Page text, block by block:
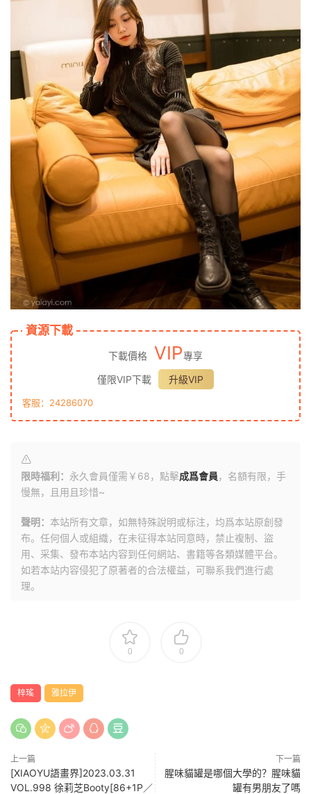
資源下載
下載價格 VIP專享
僅限VIP下載
升級VIP
客服：24286070
限時福利： 永久會員僅需￥68，點擊成爲會員，名額有限，手
慢無，且用且珍惜~
聲明： 本站所有文章，如無特殊說明或标注，均爲本站原創發
布。任何個人或組織，在未征得本站同意時，禁止複制、盜
用、采集、發布本站内容到任何網站、書籍等各類媒體平台。
如若本站内容侵犯了原著者的合法權益，可聯系我們進行處
理。
0 0
梓瑤 雅拉伊
上一篇
[XIAOYU語畫界]2023.03.31
VOL.998 徐莉芝Booty[86+1P／
下一篇
腥味貓罐是哪個大學的？腥味貓
罐有男朋友了嗎